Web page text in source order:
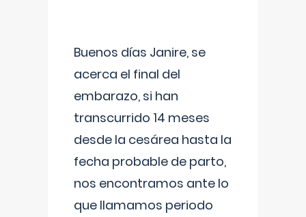
Buenos días Janire, se
acerca el final del
embarazo, si han
transcurrido 14 meses
desde la cesárea hasta la
fecha probable de parto,
nos encontramos ante lo
que llamamos periodo